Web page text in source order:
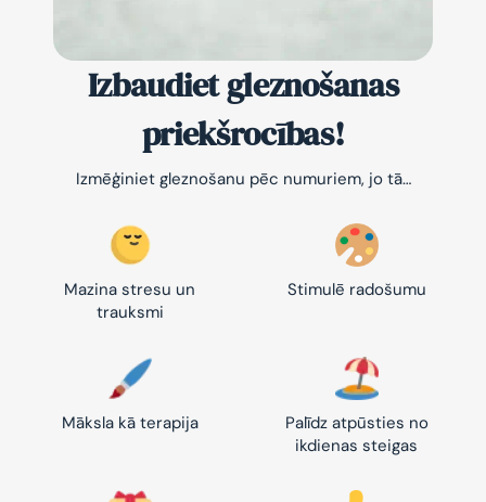
Izbaudiet gleznošanas
priekšrocības!
Izmēģiniet gleznošanu pēc numuriem, jo tā…
Mazina stresu un
trauksmi
Stimulē radošumu
Māksla kā terapija
Palīdz atpūsties no
ikdienas steigas